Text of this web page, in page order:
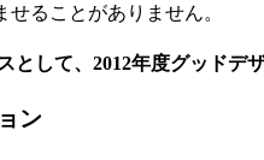
ることがありません。